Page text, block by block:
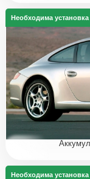
Необходима
Необходима